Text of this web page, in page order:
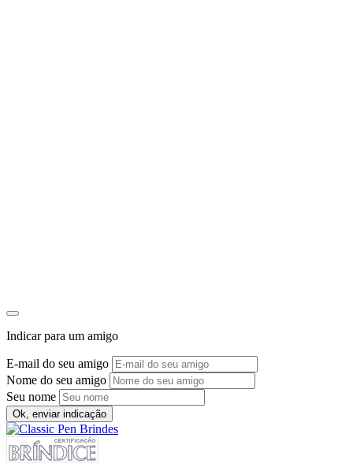
Indicar para um amigo
E-mail do seu amigo
Nome do seu amigo
Seu nome
Ok, enviar indicação